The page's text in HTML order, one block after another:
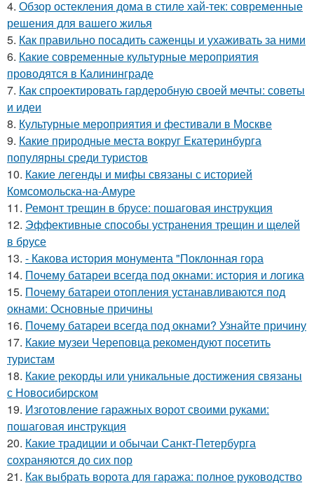
4. Обзор остекления дома в стиле хай-тек: современные
решения для вашего жилья
5. Как правильно посадить саженцы и ухаживать за ними
6. Какие современные культурные мероприятия
проводятся в Калининграде
7. Как спроектировать гардеробную своей мечты: советы
и идеи
8. Культурные мероприятия и фестивали в Москве
9. Какие природные места вокруг Екатеринбурга
популярны среди туристов
10. Какие легенды и мифы связаны с историей
Комсомольска-на-Амуре
11. Ремонт трещин в брусе: пошаговая инструкция
12. Эффективные способы устранения трещин и щелей
в брусе
13. - Какова история монумента "Поклонная гора
14. Почему батареи всегда под окнами: история и логика
15. Почему батареи отопления устанавливаются под
окнами: Основные причины
16. Почему батареи всегда под окнами? Узнайте причину
17. Какие музеи Череповца рекомендуют посетить
туристам
18. Какие рекорды или уникальные достижения связаны
с Новосибирском
19. Изготовление гаражных ворот своими руками:
пошаговая инструкция
20. Какие традиции и обычаи Санкт-Петербурга
сохраняются до сих пор
21. Как выбрать ворота для гаража: полное руководство